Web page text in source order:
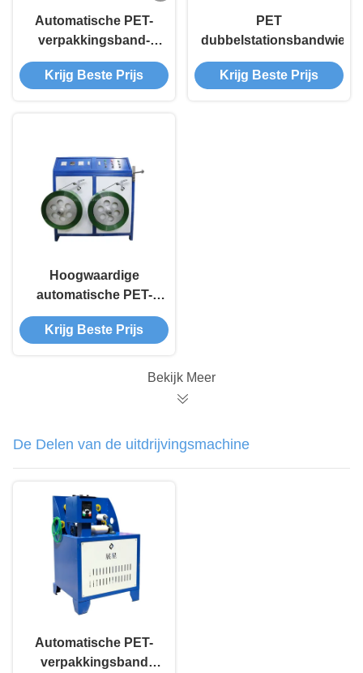
Automatische PET-
verpakkingsband-
opvouwmachine
Krijg Beste Prijs
PET
Krijg Beste Prijs
Hoogwaardige
automatische PET-
bandwinding
Krijg Beste Prijs
Bekijk Meer
De Delen van de uitdrijvingsmachine
Automatische PET-
verpakkingsband